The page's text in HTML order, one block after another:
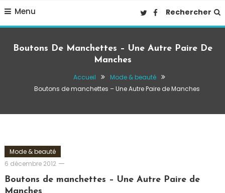
Menu Rechercher
Boutons De Manchettes – Une Autre Paire De
Manches
Accueil
Mode & beauté
Boutons de manchettes – Une Autre Paire de Manches
Mode & beauté
6 décembre 2012
Romain-
Boutons de manchettes – Une Autre Paire de